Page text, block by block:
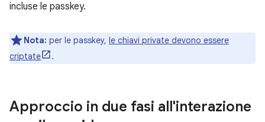
incluse le passkey.
Nota: per le passkey, le chiavi private devono essere
criptate
.
Approccio in due fasi all'interazione